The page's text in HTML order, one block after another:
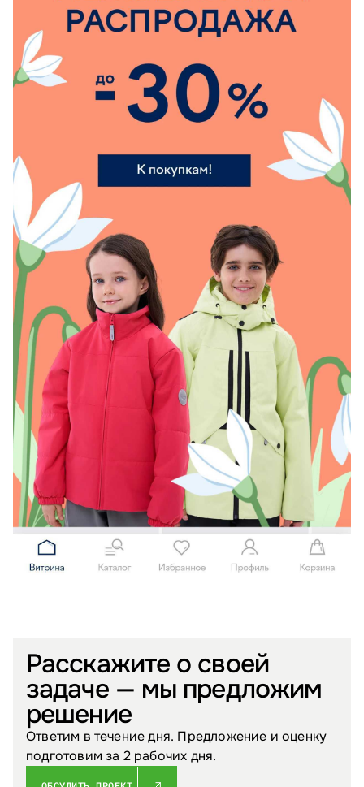
Расскажите о своей
задаче — мы предложим
решение
Ответим в течение дня. Предложение и оценку
подготовим за 2 рабочих дня.